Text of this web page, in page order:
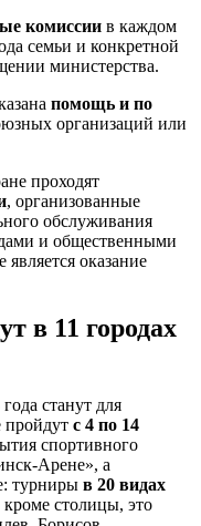
комиссии в каждом
семьи и конкретной
министерства.
помощь и по
организаций или
проходят
, организованные
обслуживания
и общественными
оказание
в 11 городах
станут для
с 4 по 14
спортивного
Арене», а
турниры в 20 видах
кроме столицы, это